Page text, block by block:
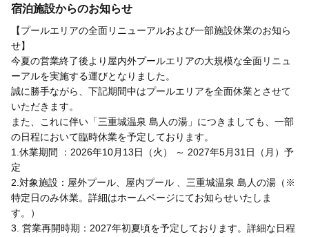
宿泊施設からのお知らせ
【プールエリアの全面リニューアルおよび一部施設休業のお知ら
せ】
今夏の営業終了後より屋内外プールエリアの大規模な全面リニュ
ーアルを実施する運びとなりました。
誠に勝手ながら、下記期間中はプールエリアを全面休業とさせて
いただきます。
また、これに伴い「三重城温泉 島人の湯」につきましても、一部
の日程において臨時休業を予定しております。
1.休業期間 ：2026年10月13日（火） ～ 2027年5月31日（月）予
定
2.対象施設：屋外プール、屋内プール 、三重城温泉 島人の湯（※
特定日のみ休業。詳細はホームページにてお知らせいたしま
す。）
3. 営業再開時期：2027年初夏頃を予定しております。詳細な日程